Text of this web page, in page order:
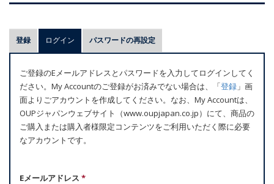
プ
ラ
マ
リ
ー
タ
ブ
登録 ログイン (アクティブなタブ)
パスワードの再設定
ご登録のEメールアドレスとパスワードを入力してログインしてく
ださい。My Accountのご登録がお済みでない場合は、「登録 」画
面よりごアカウントを作成してください。なお、My Accountは、
OUPジャパンウェブサイト（www.oupjapan.co.jp）にて、商品の
ご購入または購入者様限定コンテンツをご利用いただく際に必要
なアカウントです。
Eメールアドレス *